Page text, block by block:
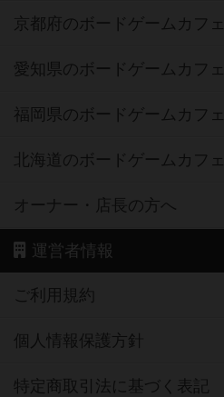
京都府のボードゲームカフェ
愛知県のボードゲームカフェ
福岡県のボードゲームカフェ
北海道のボードゲームカフェ
オーナー・店長の方へ
運営者情報
ご利用規約
個人情報保護方針
特定商取引法に基づく表記